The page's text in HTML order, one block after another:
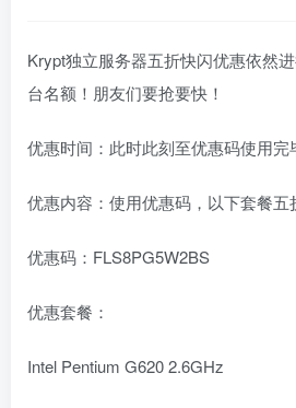
Krypt独立服务器五折快闪优惠依然
台名额！朋友们要抢要快！
优惠时间：此时此刻至优惠码使用完
优惠内容：使用优惠码，以下套餐五
优惠码：FLS8PG5W2BS
优惠套餐：
Intel Pentium G620 2.6GHz